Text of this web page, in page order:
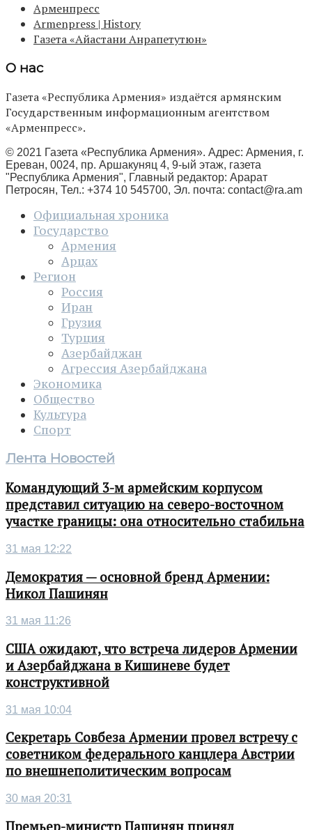
Арменпресс
Armenpress | History
Газета «Айастани Анрапетутюн»
О нас
Газета «Республика Армения» издаётся армянским
Государственным информационным агентством
«Арменпресс».
© 2021 Газета «Республика Армения». Адрес: Армения, г.
Ереван, 0024, пр. Аршакуняц 4, 9-ый этаж, газета
"Республика Армения", Главный редактор: Арарат
Петросян, Тел.: +374 10 545700, Эл. почта: contact@ra.am
Официальная хроника
Государство
Армения
Арцах
Регион
Россия
Иран
Грузия
Турция
Азербайджан
Агрессия Азербайджана
Экономика
Общество
Культура
Спорт
Лента Новостей
Командующий 3-м армейским корпусом
представил ситуацию на северо-восточном
участке границы: она относительно стабильна
31 мая 12:22
Демократия — основной бренд Армении:
Никол Пашинян
31 мая 11:26
США ожидают, что встреча лидеров Армении
и Азербайджана в Кишиневе будет
конструктивной
31 мая 10:04
Секретарь Совбеза Армении провел встречу с
советником федерального канцлера Австрии
по внешнеполитическим вопросам
30 мая 20:31
Премьер-министр Пашинян принял